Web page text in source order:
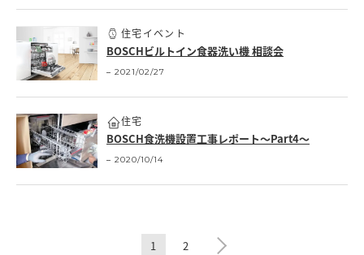
住宅イベント
BOSCHビルトイン食器洗い機 相談会
2021/02/27
住宅
BOSCH食洗機設置工事レポート～Part4～
2020/10/14
1 2